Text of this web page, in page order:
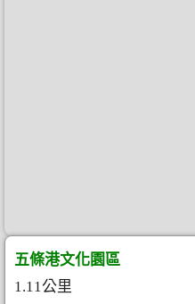
五條港文化園區
1.11公里